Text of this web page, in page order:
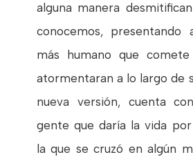
alguna manera
conocemos, presentando
más humano que
atormentaran a lo largo de
nueva versión, cuenta
gente que daría la vida
la que se cruzó en algún